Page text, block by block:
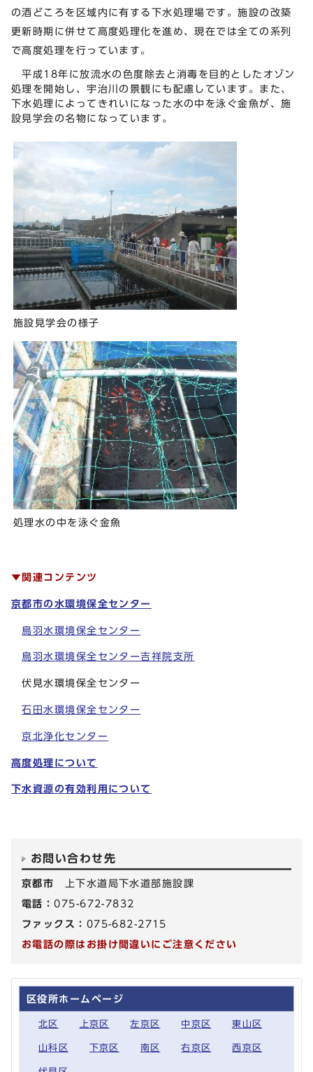
の酒どころを区域内に有する下水処理場です。施設の改築
更新時期に併せて高度処理化を進め、現在では全ての系列
で高度処理を行っています。
平成18年に放流水の色度除去と消毒を目的としたオゾン
処理を開始し、宇治川の景観にも配慮しています。また、
下水処理によってきれいになった水の中を泳ぐ金魚が、施
設見学会の名物になっています。
施設見学会の様子
処理水の中を泳ぐ金魚
▼関連コンテンツ
京都市の水環境保全センター
鳥羽水環境保全センター
鳥羽水環境保全センター吉祥院支所
伏見水環境保全センター
石田水環境保全センター
京北浄化センター
高度処理について
下水資源の有効利用について
お問い合わせ先
京都市
上下水道局下水道部施設課
電話：075-672-7832
ファックス： 075-682-2715
お電話の際はお掛け間違いにご注意ください
区役所ホームページ
北区 上京区 左京区 中京区 東山区
山科区 下京区 南区 右京区 西京区